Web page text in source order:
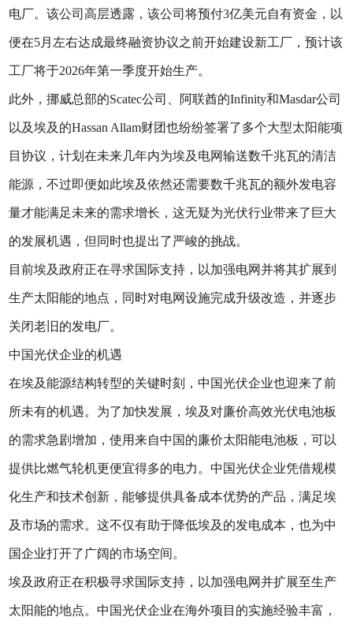
电厂。该公司高层透露，该公司将预付3亿美元自有资金，以
便在5月左右达成最终融资协议之前开始建设新工厂，预计该
工厂将于2026年第一季度开始生产。
此外，挪威总部的Scatec公司、阿联酋的Infinity和Masdar公司
以及埃及的Hassan Allam财团也纷纷签署了多个大型太阳能项
目协议，计划在未来几年内为埃及电网输送数千兆瓦的清洁
能源，不过即便如此埃及依然还需要数千兆瓦的额外发电容
量才能满足未来的需求增长，这无疑为光伏行业带来了巨大
的发展机遇，但同时也提出了严峻的挑战。
目前埃及政府正在寻求国际支持，以加强电网并将其扩展到
生产太阳能的地点，同时对电网设施完成升级改造，并逐步
关闭老旧的发电厂。
中国光伏企业的机遇
在埃及能源结构转型的关键时刻，中国光伏企业也迎来了前
所未有的机遇。为了加快发展，埃及对廉价高效光伏电池板
的需求急剧增加，使用来自中国的廉价太阳能电池板，可以
提供比燃气轮机更便宜得多的电力。中国光伏企业凭借规模
化生产和技术创新，能够提供具备成本优势的产品，满足埃
及市场的需求。这不仅有助于降低埃及的发电成本，也为中
国企业打开了广阔的市场空间。
埃及政府正在积极寻求国际支持，以加强电网并扩展至生产
太阳能的地点。中国光伏企业在海外项目的实施经验丰富，